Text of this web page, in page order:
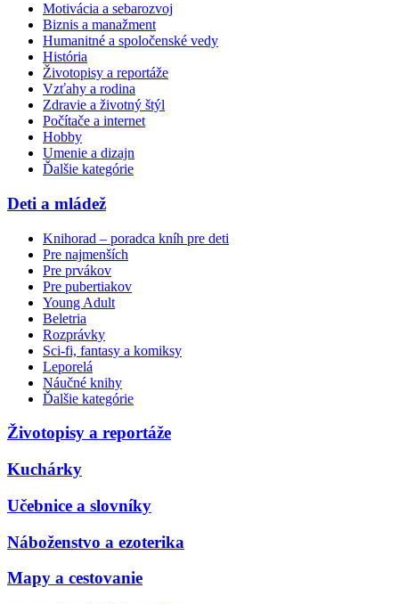
Motivácia a sebarozvoj
Biznis a manažment
Humanitné a spoločenské vedy
História
Životopisy a reportáže
Vzťahy a rodina
Zdravie a životný štýl
Počítače a internet
Hobby
Umenie a dizajn
Ďalšie kategórie
Deti a mládež
Knihorad – poradca kníh pre deti
Pre najmenších
Pre prvákov
Pre pubertiakov
Young Adult
Beletria
Rozprávky
Sci-fi, fantasy a komiksy
Leporelá
Náučné knihy
Ďalšie kategórie
Životopisy a reportáže
Kuchárky
Učebnice a slovníky
Náboženstvo a ezoterika
Mapy a cestovanie